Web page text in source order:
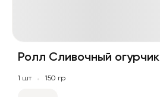
Ролл Сливочный огурчик
1 шт 150 гр